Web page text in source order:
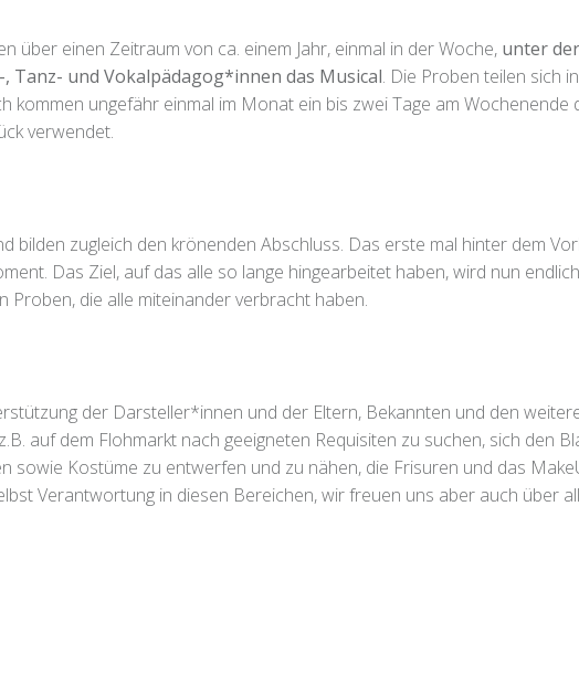
über einen Zeitraum von ca. einem Jahr, einmal in der Woche, unter
und Vokalpädagog*innen das Musical. Die Proben teilen sich
ungefähr einmal im Monat ein bis zwei Tage am Wochenende
verwendet.
bilden zugleich den krönenden Abschluss. Das erste mal hinter dem
Das Ziel, auf das alle so lange hingearbeitet haben, wird nun
Proben, die alle miteinander verbracht haben.
der Darsteller*innen und der Eltern, Bekannten und den
auf dem Flohmarkt nach geeigneten Requisiten zu suchen, sich den
sowie Kostüme zu entwerfen und zu nähen, die Frisuren und das
Verantwortung in diesen Bereichen, wir freuen uns aber auch über